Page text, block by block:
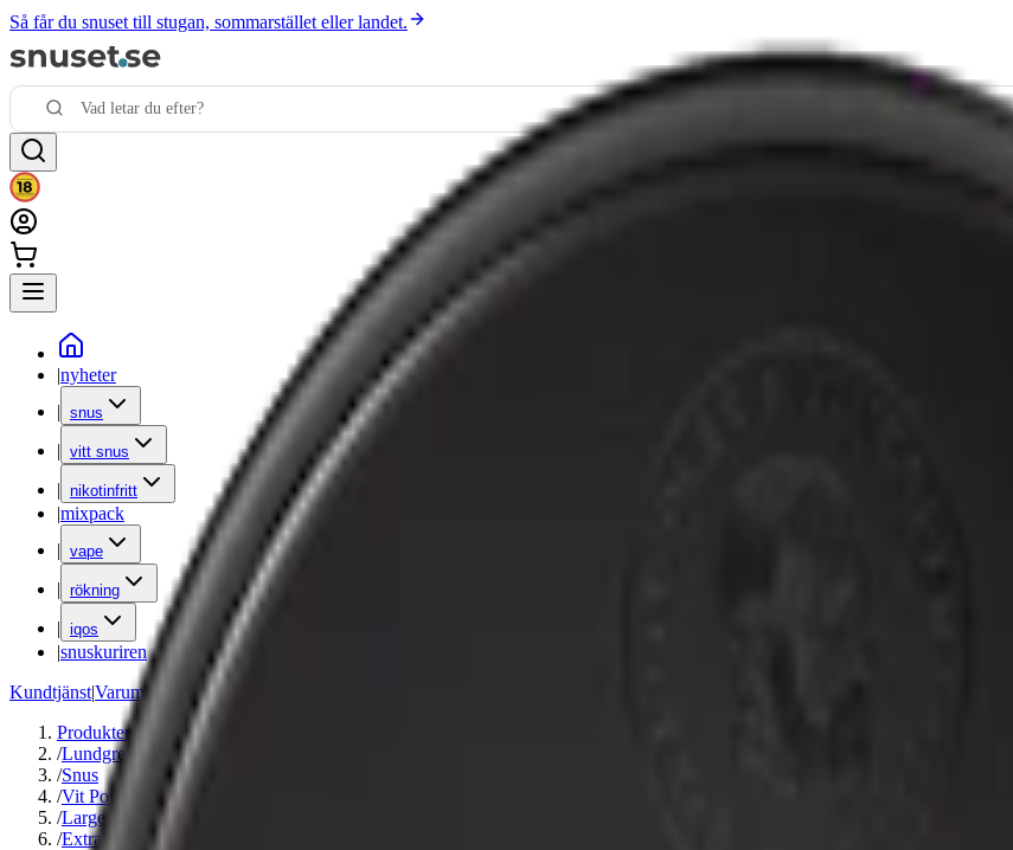
Så får du snuset till stugan, sommarstället eller landet.
|nyheter
| snus
| vitt snus
| nikotinfritt
|mixpack
| vape
| rökning
| iqos
|snuskuriren
Kundtjänst|Varumärken
Produkter
/Lundgrens
/Snus
/Vit Portion
/Large
/Extra Stark